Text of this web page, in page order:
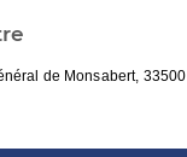
de Monsabert, 33500